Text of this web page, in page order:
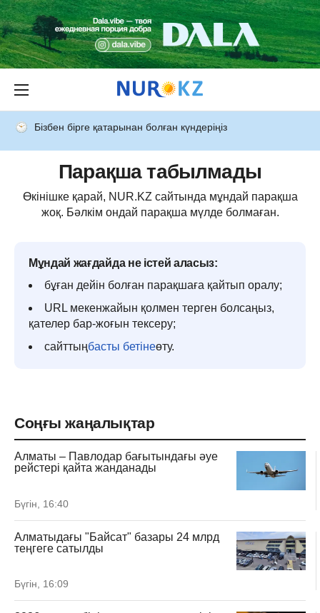
Бізбен бірге қатарынан болған күндеріңіз
Парақша табылмады
Өкінішке қарай, NUR.KZ сайтында мұндай парақша
жоқ. Бәлкім ондай парақша мүлде болмаған.
Мұндай жағдайда не істей аласыз:
бұған дейін болған парақшаға қайтып оралу;
URL мекенжайын қолмен терген болсаңыз,
қателер бар-жоғын тексеру;
сайттыңбасты бетінеөту.
Соңғы жаңалықтар
Алматы – Павлодар бағытындағы әуе
рейстері қайта жанданады
Бүгін, 16:40
Алматыдағы "Байсат" базары 24 млрд
теңгеге сатылды
Бүгін, 16:09